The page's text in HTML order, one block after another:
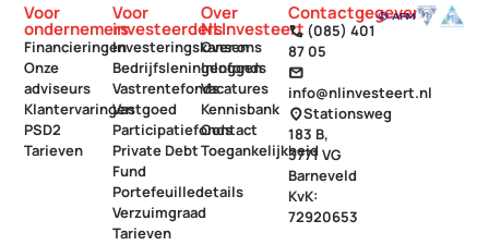
Voor
ondernemers
Financieringen
Onze
adviseurs
Klantervaringen
PSD2
Tarieven
Voor
investeerders
Investeringskansen
Bedrijfsleningenfonds
Vastrentefonds
Vastgoed
Participatiefonds
Private Debt
Fund
Portefeuilledetails
Verzuimgraad
Tarieven
Over
NLInvesteert
Over ons
Inloggen
Vacatures
Kennisbank
Contact
Toegankelijkheid
Contactgegevens
call (085) 401
87 05
mail
info@nlinvesteert.nl
location_onStationsweg
183 B,
3771 VG
Barneveld
KvK:
72920653